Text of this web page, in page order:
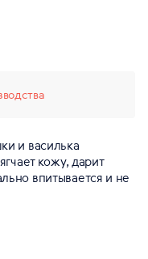
и василька
кожу, дарит
впитывается и не